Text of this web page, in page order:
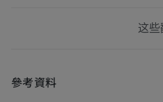
这些
參考資料